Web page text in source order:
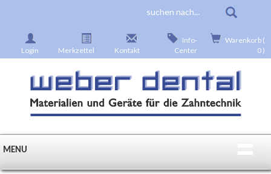
Login Merkzettel Kontakt
Info-
Center
Warenkorb (
0 )
MENU